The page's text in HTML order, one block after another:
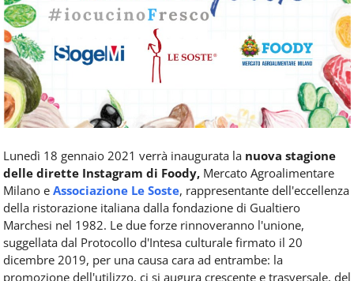
comparto
Horeca.
Lunedì 18 gennaio 2021 verrà inaugurata la nuova stagione
delle dirette Instagram di Foody, Mercato Agroalimentare
Milano e Associazione Le Soste, rappresentante dell'eccellenza
della ristorazione italiana dalla fondazione di Gualtiero
Marchesi nel 1982. Le due forze rinnoveranno l'unione,
suggellata dal Protocollo d'Intesa culturale firmato il 20
dicembre 2019, per una causa cara ad entrambe: la
promozione dell'utilizzo, ci si augura crescente e trasversale, del